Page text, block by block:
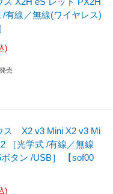
/有線／無線(ワイヤレス)
)
売
ス X2 v3 Mini X2 v3 Mi
［光学式 /有線／無線
タン /USB］ 【sof00
)